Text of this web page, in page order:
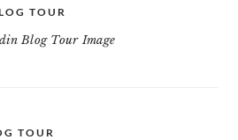
TOUR
TOUR